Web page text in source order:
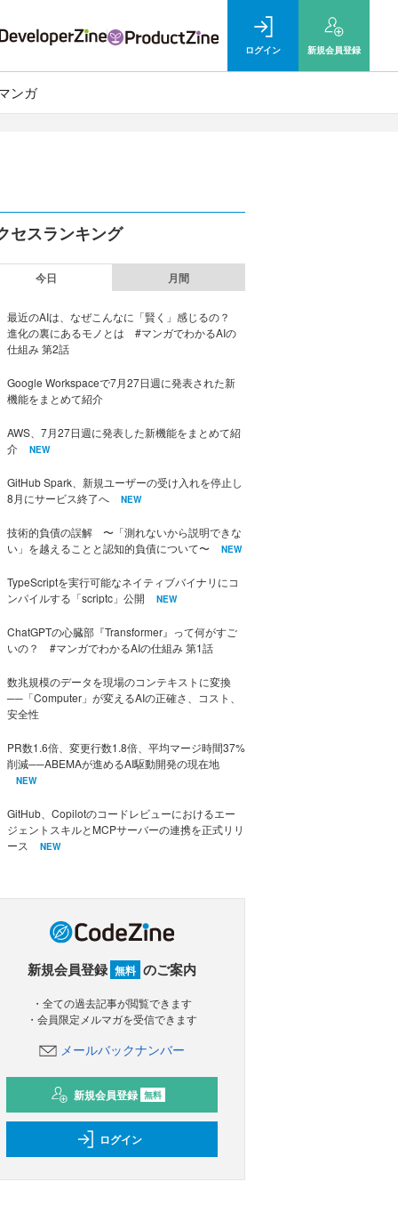
ログイン 新規会員登録
ンガ
セスランキング
今日 月間
最近のAIは、なぜこんなに「賢く」感じるの？
進化の裏にあるモノとは #マンガでわかるAIの
仕組み 第2話
Google Workspaceで7月27日週に発表された新
機能をまとめて紹介
AWS、7月27日週に発表した新機能をまとめて紹
介
NEW
GitHub Spark、新規ユーザーの受け入れを停止し
8月にサービス終了へ
NEW
技術的負債の誤解 〜「測れないから説明できな
い」を越えることと認知的負債について〜
NEW
TypeScriptを実行可能なネイティブバイナリにコ
ンパイルする「scriptc」公開
NEW
ChatGPTの心臓部『Transformer』って何がすご
いの？ #マンガでわかるAIの仕組み 第1話
数兆規模のデータを現場のコンテキストに変換
──「Computer」が変えるAIの正確さ、コスト、
安全性
PR数1.6倍、変更行数1.8倍、平均マージ時間37%
削減──ABEMAが進めるAI駆動開発の現在地
NEW
GitHub、Copilotのコードレビューにおけるエー
ジェントスキルとMCPサーバーの連携を正式リリ
ース
NEW
新規会員登録 無料 のご案内
・全ての過去記事が閲覧できます
・会員限定メルマガを受信できます
メールバックナンバー
新規会員登録 無料
ログイン